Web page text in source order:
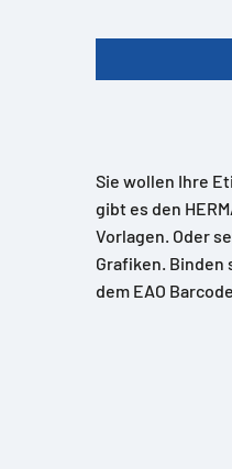
Sie wollen Ihre
gibt es den
Vorlagen. Oder
Grafiken. Binden
dem EAO